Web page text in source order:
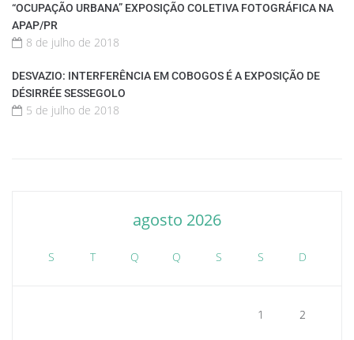
“OCUPAÇÃO URBANA” EXPOSIÇÃO COLETIVA FOTOGRÁFICA NA
APAP/PR
8 de julho de 2018
DESVAZIO: INTERFERÊNCIA EM COBOGOS É A EXPOSIÇÃO DE
DÉSIRRÉE SESSEGOLO
5 de julho de 2018
agosto 2026
S T Q Q S S D
1 2